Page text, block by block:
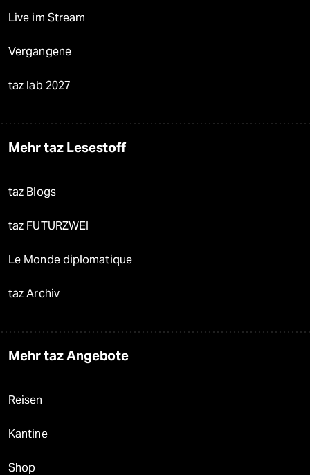
Live im Stream
Vergangene
taz lab 2027
Mehr taz Lesestoff
taz Blogs
taz FUTURZWEI
Le Monde diplomatique
taz Archiv
Mehr taz Angebote
Reisen
Kantine
Shop